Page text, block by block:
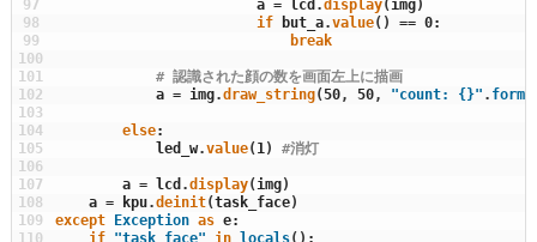
97
98
99
100
101
102
103
104
105
106
107
108
109
110
a = lcd .display(img)
if
but_a.value( ) == 0:
break
# 認識された顔の数を画面左上に描画
a = img.draw_string(50, 50, "count: {}" .
else:
led_w.value( 1) #消灯
a = lcd .display(img)
a = kpu.deinit(task_face)
except
Exception as e:
if "task_face" in locals( ) :